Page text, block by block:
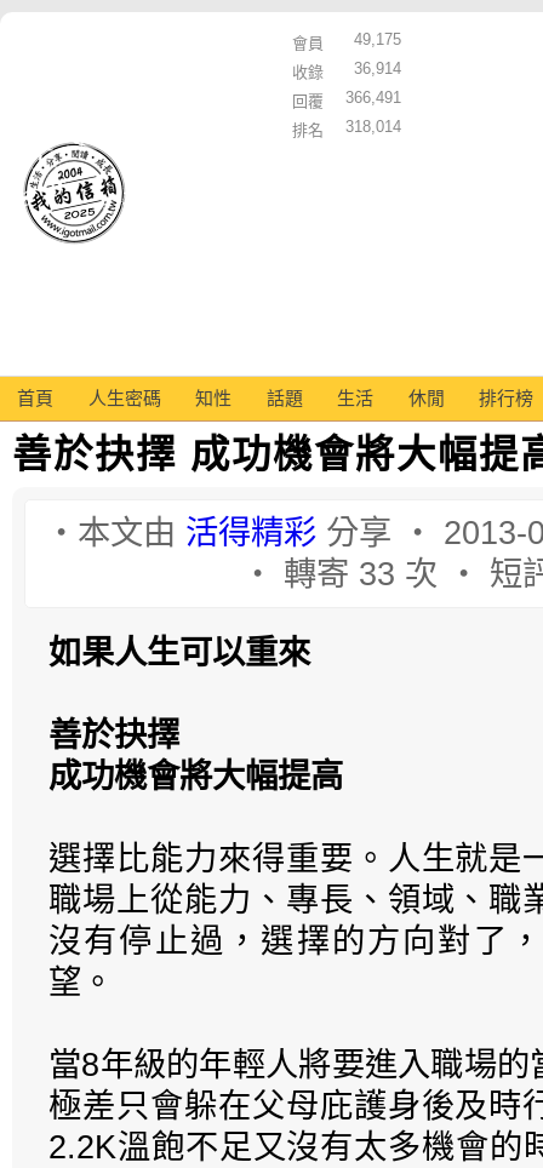
會員
49,175
收錄
36,914
回覆
366,491
排名
318,014
首頁 人生密碼 知性 話題 生活 休閒 排行榜
善於抉擇 成功機會將大幅提
‧本文由 活得精彩 分享 ‧ 2013-
‧ 轉寄 33 次 ‧ 短
如果人生可以重來
善於抉擇
成功機會將大幅提高
選擇比能力來得重要。人生就是
職場上從能力、專長、領域、職
沒有停止過，選擇的方向對了
望。
當8年級的年輕人將要進入職場
極差只會躲在父母庇護身後及時
2.2K溫飽不足又沒有太多機會的